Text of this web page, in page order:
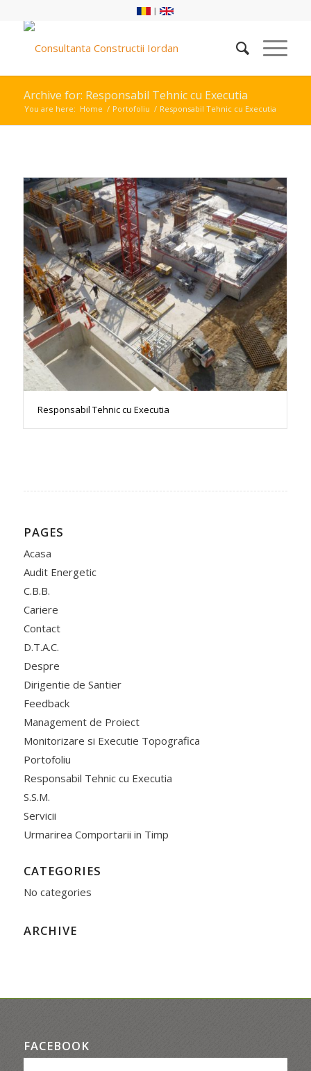
|
Archive for: Responsabil Tehnic cu Executia
You are here: Home / Portofoliu / Responsabil Tehnic cu Executia
Responsabil Tehnic cu Executia
PAGES
Acasa
Audit Energetic
C.B.B.
Cariere
Contact
D.T.A.C.
Despre
Dirigentie de Santier
Feedback
Management de Proiect
Monitorizare si Executie Topografica
Portofoliu
Responsabil Tehnic cu Executia
S.S.M.
Servicii
Urmarirea Comportarii in Timp
CATEGORIES
No categories
ARCHIVE
FACEBOOK